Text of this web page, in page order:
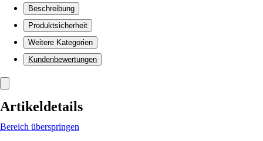
Beschreibung
Produktsicherheit
Weitere Kategorien
Kundenbewertungen
Artikeldetails
Bereich überspringen